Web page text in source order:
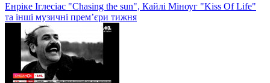
Енріке Іглесіас "Chasing the sun", Кайлі Міноуг "Kiss Of Life"
та інші музичні прем’єри тижня